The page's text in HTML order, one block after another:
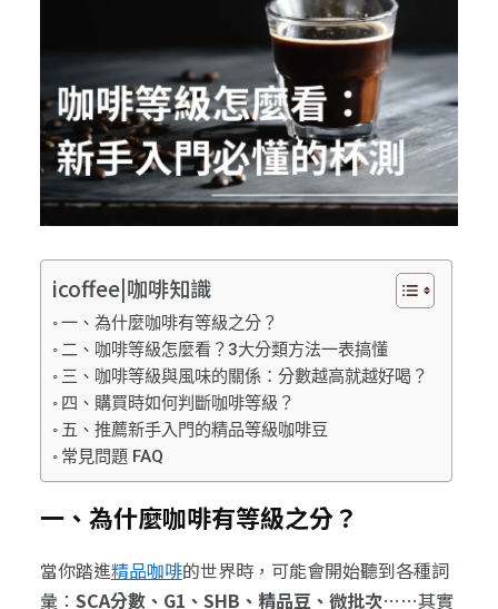
icoffee|咖啡知識
一、為什麼咖啡有等級之分？
二、咖啡等級怎麼看？3大分類方法一表搞懂
三、咖啡等級與風味的關係：分數越高就越好喝？
四、購買時如何判斷咖啡等級？
五、推薦新手入門的精品等級咖啡豆
常見問題 FAQ
一、為什麼咖啡有等級之分？
當你踏進精品咖啡的世界時，可能會開始聽到各種詞
彙： SCA分數、G1、SHB、精品豆、微批次……其實